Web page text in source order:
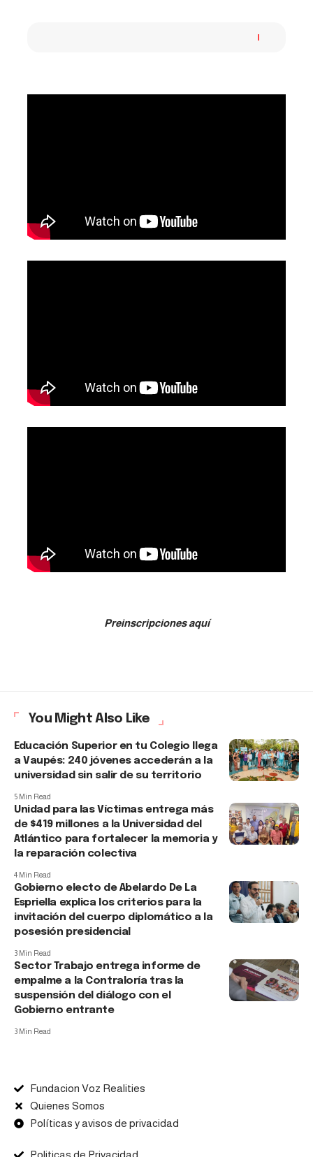
Preinscripciones aquí
You Might Also Like
Educación Superior en tu Colegio llega
a Vaupés: 240 jóvenes accederán a la
universidad sin salir de su territorio
5 Min Read
Unidad para las Víctimas entrega más
de $419 millones a la Universidad del
Atlántico para fortalecer la memoria y
la reparación colectiva
4 Min Read
Gobierno electo de Abelardo De La
Espriella explica los criterios para la
invitación del cuerpo diplomático a la
posesión presidencial
3 Min Read
Sector Trabajo entrega informe de
empalme a la Contraloría tras la
suspensión del diálogo con el
Gobierno entrante
3 Min Read
Fundacion Voz Realities
Quienes Somos
Políticas y avisos de privacidad